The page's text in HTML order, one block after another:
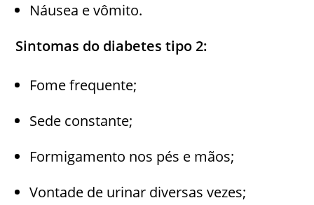
Náusea e vômito.
Sintomas do diabetes tipo 2:
Fome frequente;
Sede constante;
Formigamento nos pés e mãos;
Vontade de urinar diversas vezes;